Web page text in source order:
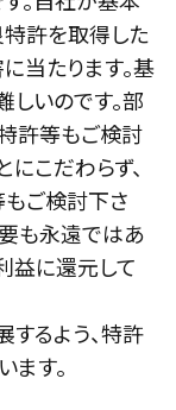
許を取得した
当たります。基
いのです。部
許等もご検討
こだわらず、
ご検討下さ
も永遠ではあ
益に還元して
るよう、特許
す。